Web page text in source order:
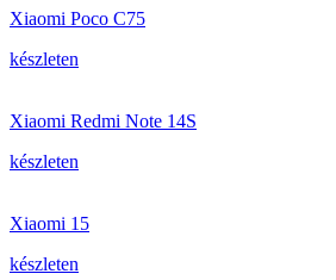
Xiaomi Poco C75
készleten
Xiaomi Redmi Note 14S
készleten
Xiaomi 15
készleten